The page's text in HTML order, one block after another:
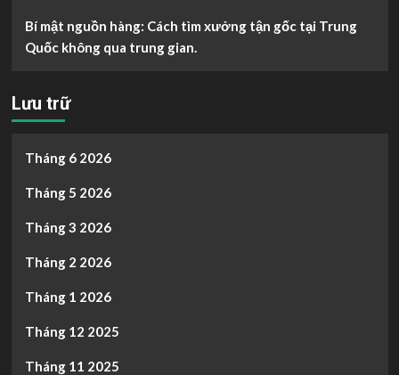
Bí mật nguồn hàng: Cách tìm xưởng tận gốc tại Trung
Quốc không qua trung gian.
Lưu trữ
Tháng 6 2026
Tháng 5 2026
Tháng 3 2026
Tháng 2 2026
Tháng 1 2026
Tháng 12 2025
Tháng 11 2025